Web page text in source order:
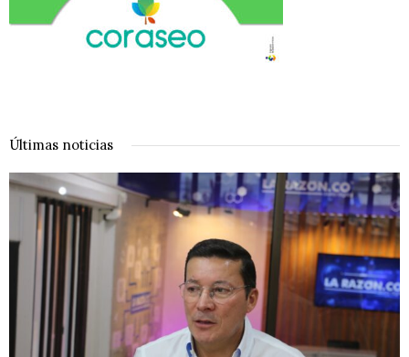
Últimas noticias